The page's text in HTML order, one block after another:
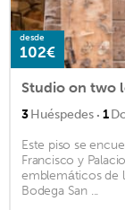
desde
102€
Studio on two
3Huéspedes · 1
Este piso se
Francisco y
emblemáticos de
Bodega San ...